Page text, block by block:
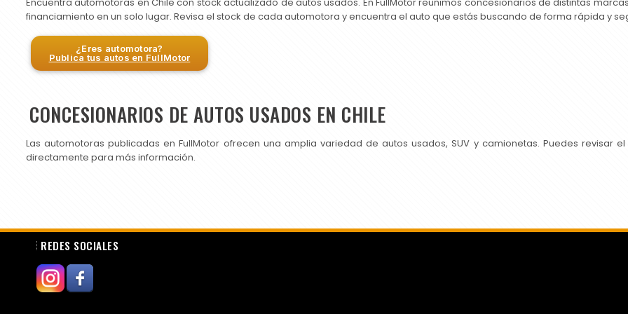
financiamiento en un solo lugar. Revisa el stock de cada automotora y encuentra el auto que estás buscando de forma rápida y
¿Eres automotora?
Publica tus autos en FullMotor
CONCESIONARIOS DE AUTOS USADOS EN CHILE
Las automotoras publicadas en FullMotor ofrecen una amplia variedad de autos usados, SUV y camionetas. Puedes revisar
directamente para más información.
REDES SOCIALES